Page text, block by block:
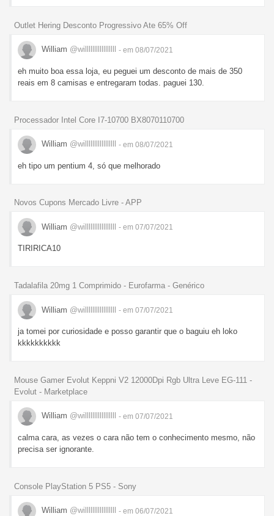
Outlet Hering Desconto Progressivo Ate 65% Off
William @willlllllllllllllll - em 08/07/2021
eh muito boa essa loja, eu peguei um desconto de mais de 350
reais em 8 camisas e entregaram todas. paguei 130.
Processador Intel Core I7-10700 BX8070110700
William @willlllllllllllllll - em 08/07/2021
eh tipo um pentium 4, só que melhorado
Novos Cupons Mercado Livre - APP
William @willlllllllllllllll - em 07/07/2021
TIRIRICA10
Tadalafila 20mg 1 Comprimido - Eurofarma - Genérico
William @willlllllllllllllll - em 07/07/2021
ja tomei por curiosidade e posso garantir que o baguiu eh loko
kkkkkkkkkk
Mouse Gamer Evolut Keppni V2 12000Dpi Rgb Ultra Leve EG-111 -
Evolut - Marketplace
William @willlllllllllllllll - em 07/07/2021
calma cara, as vezes o cara não tem o conhecimento mesmo, não
precisa ser ignorante.
Console PlayStation 5 PS5 - Sony
William @willlllllllllllllll - em 06/07/2021